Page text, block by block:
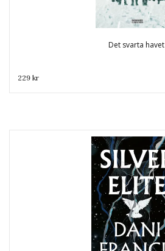
Det svarta havet
229 kr